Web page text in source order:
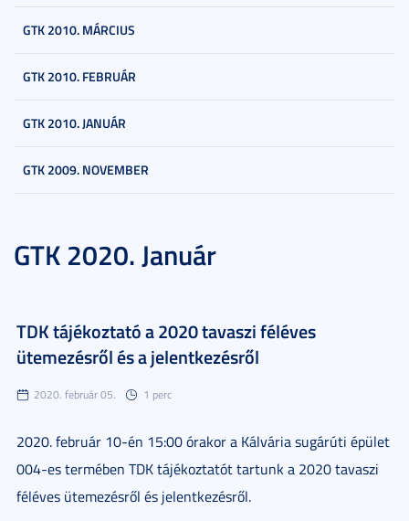
GTK 2010. MÁRCIUS
GTK 2010. FEBRUÁR
GTK 2010. JANUÁR
GTK 2009. NOVEMBER
GTK 2020. Január
TDK tájékoztató a 2020 tavaszi féléves
ütemezésről és a jelentkezésről
2020. február 05. 1 perc
2020. február 10-én 15:00 órakor a Kálvária sugárúti épület
004-es termében TDK tájékoztatót tartunk a 2020 tavaszi
féléves ütemezésről és jelentkezésről.